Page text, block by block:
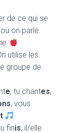
de ce qui se
on parle.
utilise les
groupe de
e, tu chantes,
, vous
finis, il/elle